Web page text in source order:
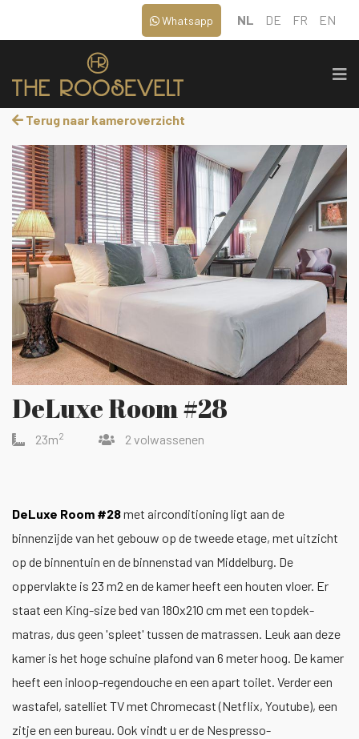
NL DE FR EN
Whatsapp
Terug naar kameroverzicht
‹ ›
DeLuxe Room #28
23m2 2 volwassenen
DeLuxe Room #28met airconditioning ligt aan de
binnenzijde van het gebouw op de tweede etage, met uitzicht
op de binnentuin en de binnenstad van Middelburg. De
oppervlakte is 23 m2 en de kamer heeft een houten vloer. Er
staat een King-size bed van 180x210 cm met een topdek-
matras, dus geen 'spleet' tussen de matrassen. Leuk aan deze
kamer is het hoge schuine plafond van 6 meter hoog. De kamer
heeft een inloop-regendouche en een apart toilet. Verder een
wastafel, satelliet TV met Chromecast (Netflix, Youtube), een
zitje en een bureau. Ook vindt u er de Nespresso-